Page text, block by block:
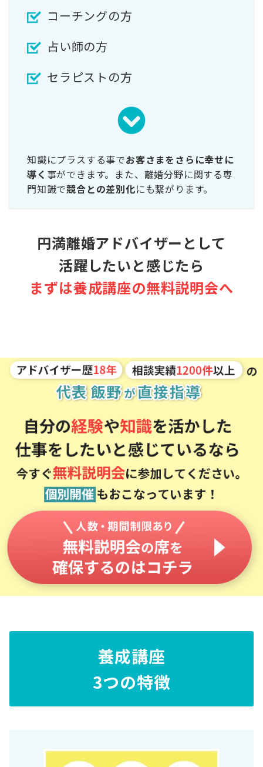
コーチングの方
占い師の方
セラピストの方
知識にプラスする事でお客さまをさらに幸せに
導く 事ができます。また、離婚分野に関する専
門知識で競合との差別化にも繋がります。
円満離婚アドバイザーとして
活躍したいと感じたら
まずは養成講座の無料説明会へ
養成講座
3つの特徴